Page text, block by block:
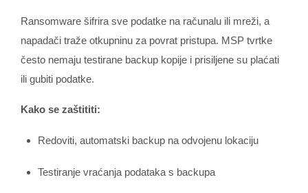
Ransomware šifrira sve podatke na računalu ili mreži, a
napadači traže otkupninu za povrat pristupa. MSP tvrtke
često nemaju testirane backup kopije i prisiljene su plaćati
ili gubiti podatke.
Kako se zaštititi:
Redoviti, automatski backup na odvojenu lokaciju
Testiranje vraćanja podataka s backupa